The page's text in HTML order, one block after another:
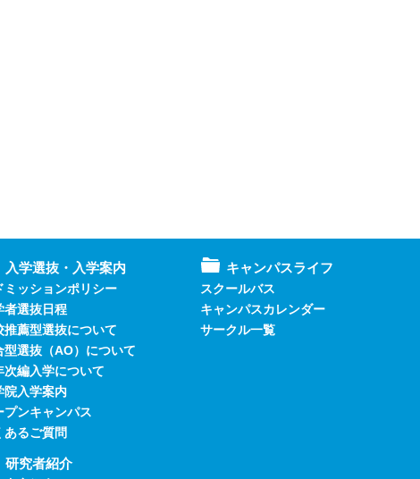
入学選抜・入学案内
ミッションポリシー
者選抜日程
推薦型選抜について
型選抜（AO）について
次編入学について
院入学案内
プンキャンパス
あるご質問
研究者紹介
キャンパスライフ
スクールバス
キャンパスカレンダー
サークル一覧